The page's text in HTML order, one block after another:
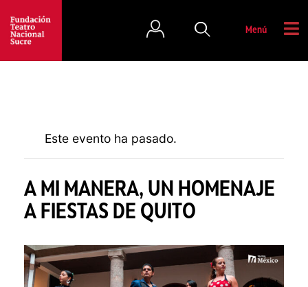
Menú
Este evento ha pasado.
A MI MANERA, UN HOMENAJE
A FIESTAS DE QUITO